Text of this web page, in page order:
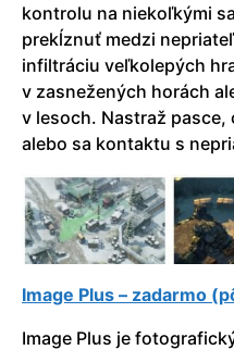
kontrolu na niekoľkými
prekĺznuť medzi
infiltráciu veľkolepých
v zasnežených horách
v lesoch. Nastraž
alebo sa kontaktu s
Image Plus – zadarmo
Image Plus je